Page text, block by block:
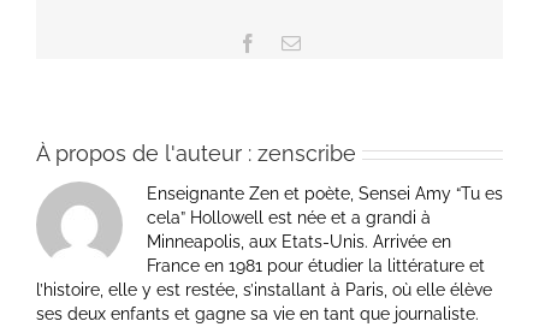
Facebook
Email
À propos de l'auteur : zenscribe
Enseignante Zen et poète, Sensei Amy “Tu es
cela” Hollowell est née et a grandi à
Minneapolis, aux Etats-Unis. Arrivée en
France en 1981 pour étudier la littérature et
l’histoire, elle y est restée, s’installant à Paris, où elle élève
ses deux enfants et gagne sa vie en tant que journaliste.